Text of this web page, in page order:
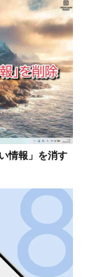
情報」を消す